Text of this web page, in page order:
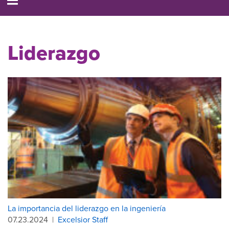
Liderazgo
La importancia del liderazgo en la ingeniería
07.23.2024 | Excelsior Staff